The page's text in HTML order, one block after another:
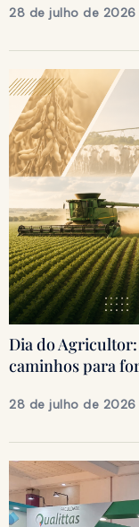
28 de julho de 2026
Dia do
caminhos para
28 de julho de 2026